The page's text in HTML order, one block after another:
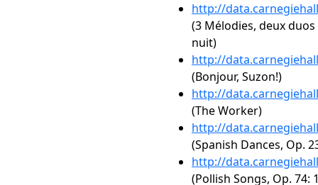
http://
(3 Mélodies, deux
nuit)
http://
(Bonjour, Suzon!)
http://
(The Worker)
http://
(Spanish Dances, Op.
http://
(Pollish Songs, Op. 74: